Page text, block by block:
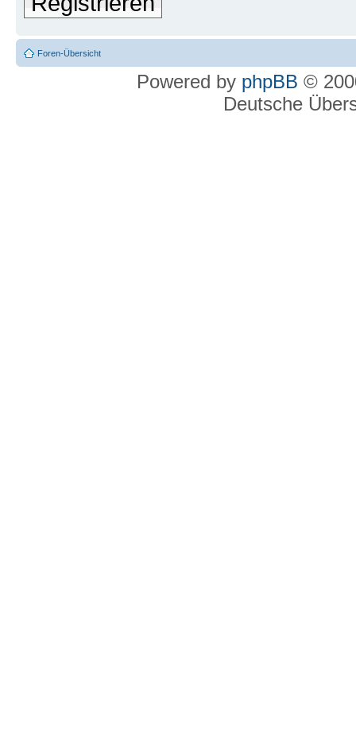
Foren-Übersicht
Powered by phpBB ©
Deutsche